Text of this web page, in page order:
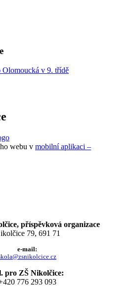
webu v mobilní aplikaci –
příspěvková organizace
79, 691 71
e-mail:
pro ZŠ Nikolčice:
776 293 093